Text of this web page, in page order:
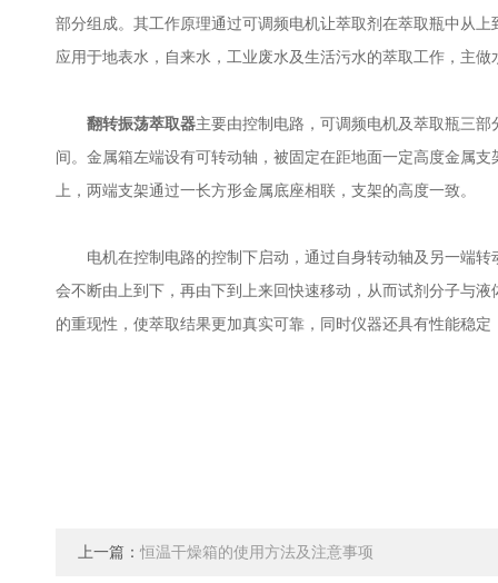
部分组成。其工作原理通过可调频电机让萃取剂在萃取瓶中从
应用于地表水，自来水，工业废水及生活污水的萃取工作，主做
翻转振荡萃取器主要由控制电路，可调频电机及萃取瓶三
间。金属箱左端设有可转动轴，被固定在距地面一定高度金属
上，两端支架通过一长方形金属底座相联，支架的高度一致。
电机在控制电路的控制下启动，通过自身转动轴及另一端转
会不断由上到下，再由下到上来回快速移动，从而试剂分子与
的重现性，使萃取结果更加真实可靠，同时仪器还具有性能稳
上一篇： 恒温干燥箱的使用方法及注意事项